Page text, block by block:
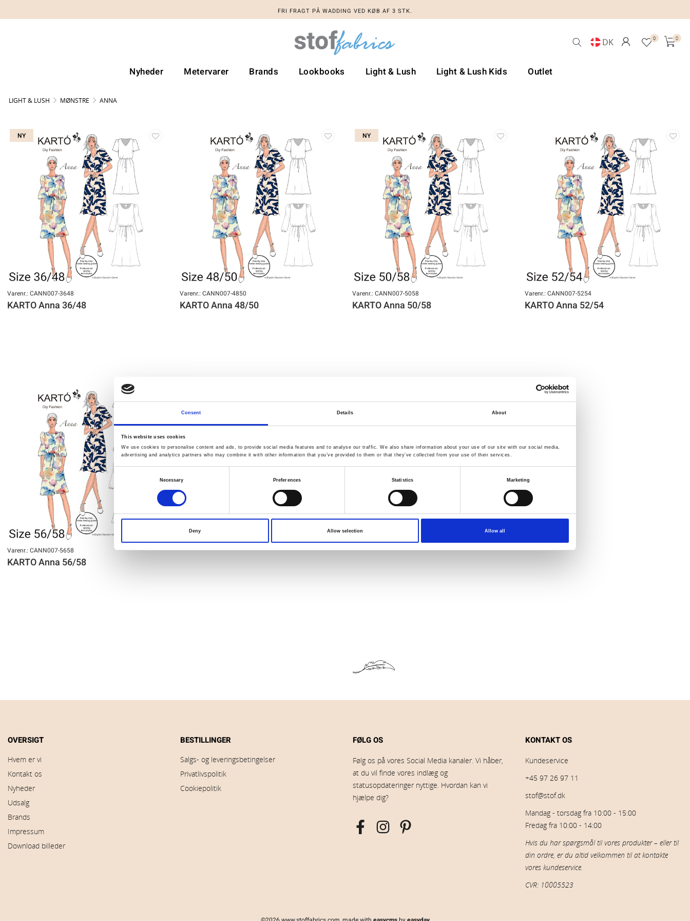
Consent Details About
This website uses cookies
We use cookies to personalise content and ads, to provide social media features and to analyse our traffic. We also share information about your use of our site with our social media,
advertising and analytics partners who may combine it with other information that you’ve provided to them or that they’ve collected from your use of their services.
Necessary Preferences Statistics Marketing
Deny Allow selection Allow all
FRI FRAGT PÅ WADDING VED KØB AF 3 STK.
DK 0 0
Nyheder Metervarer Brands Lookbooks Light & Lush Light & Lush Kids Outlet
LIGHT & LUSH MØNSTRE ANNA
NY
Varenr.: CANN007-3648
KARTO Anna 36/48
Varenr.: CANN007-4850
KARTO Anna 48/50
NY
Varenr.: CANN007-5058
KARTO Anna 50/58
Varenr.: CANN007-5254
KARTO Anna 52/54
Varenr.: CANN007-5658
KARTO Anna 56/58
OVERSIGT
Hvem er vi
Kontakt os
Nyheder
Udsalg
Brands
Impressum
Download billeder
BESTILLINGER
Salgs- og leveringsbetingelser
Privatlivspolitik
Cookiepolitik
FØLG OS
Følg os på vores Social Media kanaler. Vi håber,
at du vil finde vores indlæg og
statusopdateringer nyttige. Hvordan kan vi
hjælpe dig?
KONTAKT OS
Kundeservice
+45 97 26 97 11
stof@stof.dk
Mandag - torsdag fra 10:00 - 15:00
Fredag fra 10:00 - 14:00
Hvis du har spørgsmål til vores produkter – eller til
din ordre, er du altid velkommen til at kontakte
vores kundeservice.
CVR: 10005523